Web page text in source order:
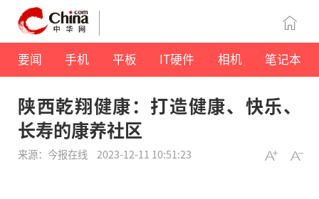
要闻 手机 平板 IT硬件 相机 笔记本
陕西乾翔健康：打造健康、快乐、
长寿的康养社区
来源：今报在线 2023-12-11 10:51:23